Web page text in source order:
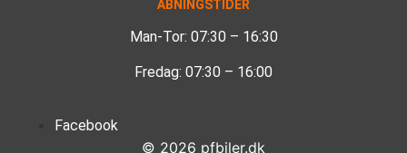
ÅBNINGSTIDER
Man-Tor: 07:30 – 16:30
Fredag: 07:30 – 16:00
Facebook
© 2026 pfbiler.dk